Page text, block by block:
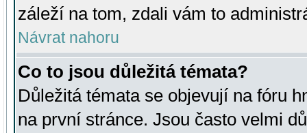
záleží na tom, zdali vám to
Návrat nahoru
Co to jsou důležitá témata?
Důležitá témata se objevují na fóru
na první stránce. Jsou často velmi